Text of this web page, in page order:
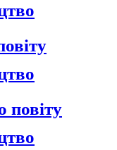
повіту